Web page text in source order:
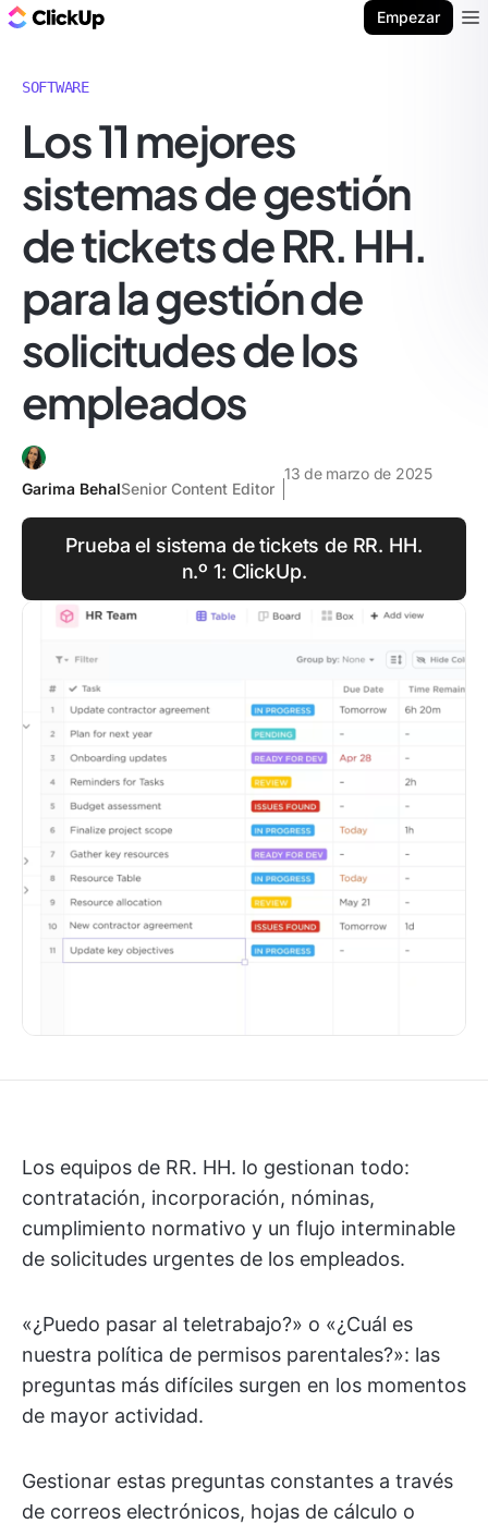
Empezar
SOFTWARE
Los 11 mejores
sistemas de gestión
de tickets de RR. HH.
para la gestión de
solicitudes de los
empleados
Garima BehalSenior Content Editor
13 de marzo de 2025
Prueba el sistema de tickets de RR. HH.
n.º 1: ClickUp.
Los equipos de RR. HH. lo gestionan todo:
contratación, incorporación, nóminas,
cumplimiento normativo y un flujo interminable
de solicitudes urgentes de los empleados.
«¿Puedo pasar al teletrabajo?» o «¿Cuál es
nuestra política de permisos parentales?»: las
preguntas más difíciles surgen en los momentos
de mayor actividad.
Gestionar estas preguntas constantes a través
de correos electrónicos, hojas de cálculo o